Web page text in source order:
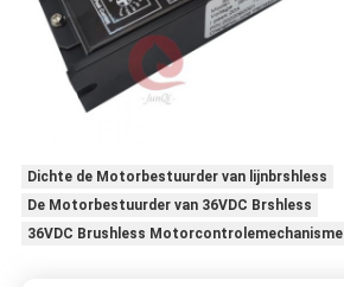
Dichte de Motorbestuurder van lijnbrshless
De Motorbestuurder van 36VDC Brshless
36VDC Brushless Motorcontrolemechanisme